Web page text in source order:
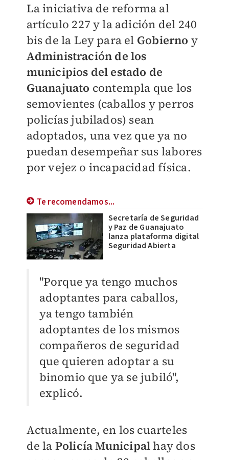
La iniciativa de reforma al
artículo 227 y la adición del 240
bis de la Ley para el Gobierno y
Administración de los
municipios del estado de
Guanajuato contempla que los
semovientes (caballos y perros
policías jubilados) sean
adoptados, una vez que ya no
puedan desempeñar sus labores
por vejez o incapacidad física.
Te recomendamos...
Secretaría de Seguridad
y Paz de Guanajuato
lanza plataforma digital
Seguridad Abierta
"Porque ya tengo muchos
adoptantes para caballos,
ya tengo también
adoptantes de los mismos
compañeros de seguridad
que quieren adoptar a su
binomio que ya se jubiló",
explicó.
Actualmente, en los cuarteles
de la Policía Municipalhay dos